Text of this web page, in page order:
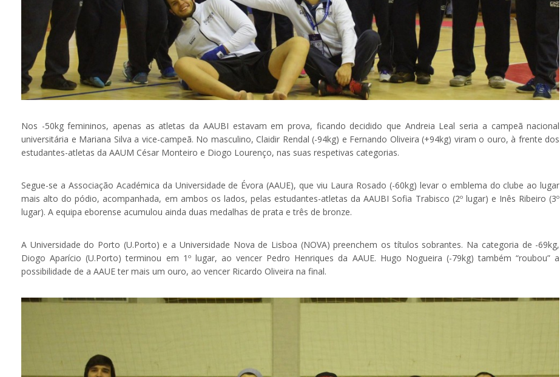
Nos -50kg femininos, apenas as atletas da AAUBI estavam em prova, ficando decidido que Andreia Leal seria a campeã nacional
universitária e Mariana Silva a vice-campeã. No masculino, Claidir Rendal (-94kg) e Fernando Oliveira (+94kg) viram o ouro, à frente dos
estudantes-atletas da AAUM César Monteiro e Diogo Lourenço, nas suas respetivas categorias.
Segue-se a Associação Académica da Universidade de Évora (AAUE), que viu Laura Rosado (-60kg) levar o emblema do clube ao lugar
mais alto do pódio, acompanhada, em ambos os lados, pelas estudantes-atletas da AAUBI Sofia Trabisco (2º lugar) e Inês Ribeiro (3º
lugar). A equipa eborense acumulou ainda duas medalhas de prata e três de bronze.
A Universidade do Porto (U.Porto) e a Universidade Nova de Lisboa (NOVA) preenchem os títulos sobrantes. Na categoria de -69kg,
Diogo Aparício (U.Porto) terminou em 1º lugar, ao vencer Pedro Henriques da AAUE. Hugo Nogueira (-79kg) também “roubou” a
possibilidade de a AAUE ter mais um ouro, ao vencer Ricardo Oliveira na final.